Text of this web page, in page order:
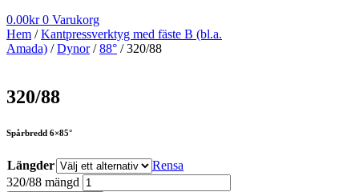
0.00kr 0 Varukorg
Hem /Kantpressverktyg med fäste B (bl.a.
Amada) /Dynor/88° / 320/88
320/88
Spårbredd 6×85°
Längder
Rensa
320/88 mängd